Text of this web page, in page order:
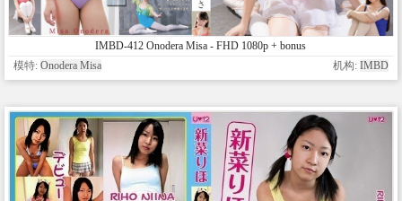
IMBD-412 Onodera Misa - FHD 1080p + bonus
模特: Onodera Misa 机构: IMBD